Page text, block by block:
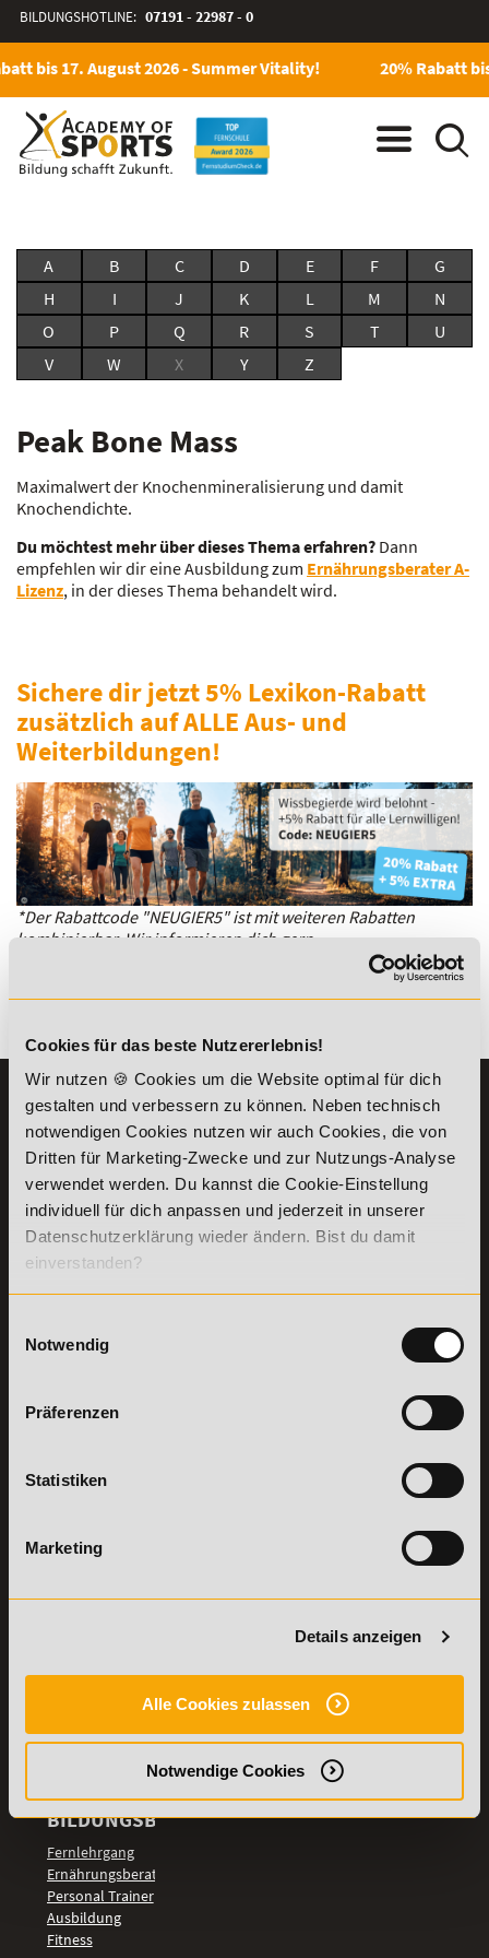
Cookies für das beste Nutzererlebnis!
Wir nutzen 🍪 Cookies um die Website optimal für dich
gestalten und verbessern zu können. Neben technisch
notwendigen Cookies nutzen wir auch Cookies, die von
Dritten für Marketing-Zwecke und zur Nutzungs-Analyse
verwendet werden. Du kannst die Cookie-Einstellung
individuell für dich anpassen und jederzeit in unserer
Datenschutzerklärung wieder ändern. Bist du damit
einverstanden?
Notwendig
Präferenzen
Statistiken
Marketing
Details anzeigen
Alle Cookies zulassen
Notwendige Cookies
BILDUNGSHOTLINE: 07191 - 22987 - 0
bis 17. August 2026 - Summer Vitality! 20% Rabatt
A B C D E F
G
H
I J K L M
N
O
P Q R S T
U
V
W X Y Z
Peak Bone Mass
Maximalwert der Knochenmineralisierung und damit
Knochendichte.
Du möchtest mehr über dieses Thema erfahren? Dann
empfehlen wir dir eine Ausbildung zum Ernährungsberater A-
Lizenz, in der dieses Thema behandelt wird.
Sichere dir jetzt 5% Lexikon-Rabatt
zusätzlich auf ALLE Aus- und
Weiterbildungen!
*Der Rabattcode "NEUGIER5" ist mit weiteren Rabatten
kombinierbar. Wir informieren dich gern.
KONTAKT
07191-22987-0
WhatsApp:
+49 (0) 7191 9513201
Academy of Sports GmbH
Willy-Brandt-Platz 2
71522Backnang
Fax:+49 (0) 7191 - 229 87 – 99
Freitag: 8:00 - 17:00 Uhr
INFORMATIONEN
Die Academy
Lehr- und
Lernmethoden
PreisFAIRsprechen
Online Campus
Bildungsgutschein
Bring a Friend
Partnerprogramm
Stellenangebote
und B-Lizenz
Ernährungsberater
Personal Trainer
Personal Coach
Mentaltrainer
Motivationstrainer
BILDUNGSBEREICHE
Fernlehrgang
Ernährungsberater
Personal Trainer
Ausbildung
Fitness